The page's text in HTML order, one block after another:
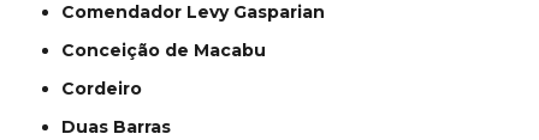
Comendador Levy Gasparian
Conceição de Macabu
Cordeiro
Duas Barras